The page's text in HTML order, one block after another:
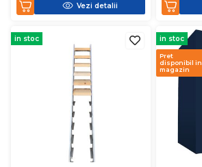
Vezi detalii
in stoc in stoc
Pret
disponibil in
magazin